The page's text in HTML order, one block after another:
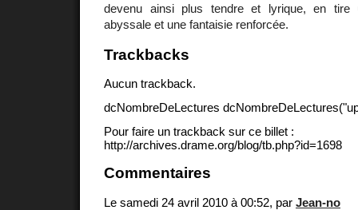
devenu ainsi plus tendre et lyrique, en tire
abyssale et une fantaisie renforcée.
Trackbacks
Aucun trackback.
dcNombreDeLectures
Pour faire un trackback sur ce billet :
http://archives.drame.org/blog/tb.php?id=1698
Commentaires
Le samedi 24 avril 2010 à 00:52, par Jean-no